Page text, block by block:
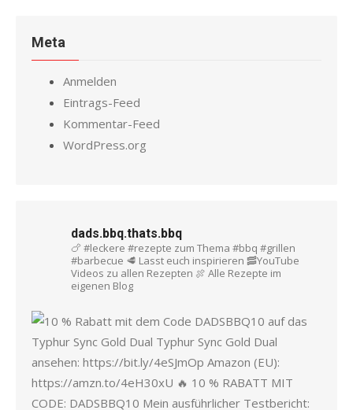
Meta
Anmelden
Eintrags-Feed
Kommentar-Feed
WordPress.org
dads.bbq.thats.bbq
🍗 #leckere #rezepte zum Thema #bbq #grillen
#barbecue 🥩 Lasst euch inspirieren 🥓YouTube
Videos zu allen Rezepten 🍖 Alle Rezepte im
eigenen Blog